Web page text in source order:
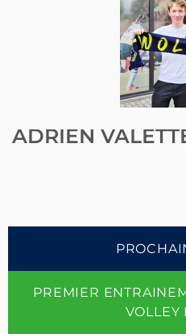
ADRIEN
PREMIER
VOLLEY